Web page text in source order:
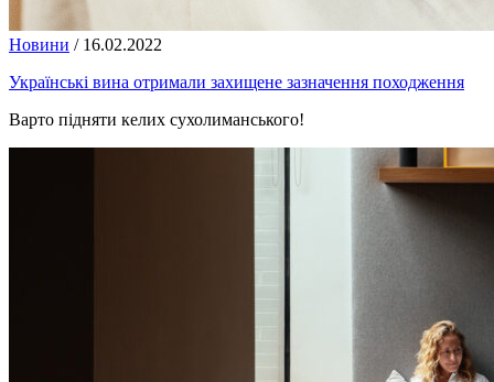
Новини / 16.02.2022
Українські вина отримали захищене зазначення походження
Варто підняти келих сухолиманського!